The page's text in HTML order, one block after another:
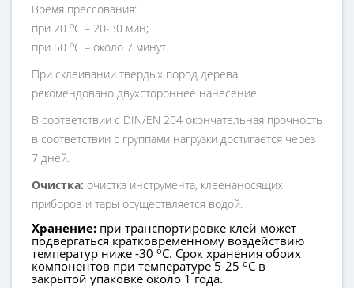
Время прессования:
при 20 оС – 20-30 мин;
при 50 оС – около 7 минут.
При склеивании твердых пород дерева
рекомендовано двухстороннее нанесение.
В соответствии с DIN/EN 204 окончательная прочность
в соответствии с группами нагрузки достигается через
7 дней.
Очистка: очистка инструмента, клеенаносящих
приборов и тары осуществляется водой.
Хранение: при транспортировке клей может
подвергаться кратковременному воздействию
температур ниже -30 оС. Срок хранения обоих
компонентов при температуре 5-25 оС в
закрытой упаковке около 1 года.